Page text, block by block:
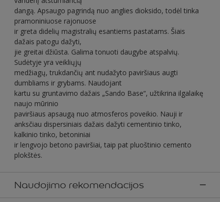
dangą. Apsaugo pagrindą nuo anglies dioksido, todėl tinka
pramoniniuose rajonuose
ir greta didelių magistralių esantiems pastatams. Šiais
dažais patogu dažyti,
jie greitai džiūsta. Galima tonuoti daugybe atspalvių.
Sudėtyje yra veikliųjų
medžiagų, trukdančių ant nudažyto paviršiaus augti
dumbliams ir grybams. Naudojant
kartu su gruntavimo dažais „Sando Base“, užtikrina ilgalaikę
naujo mūrinio
paviršiaus apsaugą nuo atmosferos poveikio. Nauji ir
anksčiau dispersiniais dažais dažyti cementinio tinko,
kalkinio tinko, betoniniai
ir lengvojo betono paviršiai, taip pat pluoštinio cemento
plokštės.
Naudojimo rekomendacijos